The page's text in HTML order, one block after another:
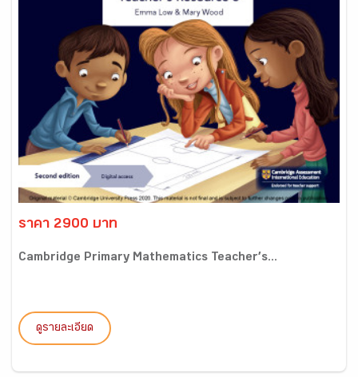
ราคา 2900 บาท
Cambridge Primary Mathematics Teacher’s...
ดูรายละเอียด